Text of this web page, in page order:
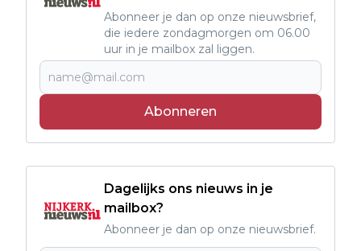
Abonneer je dan op onze nieuwsbrief,
die iedere zondagmorgen om 06.00
uur in je mailbox zal liggen.
Abonneren
Dagelijks ons nieuws in je
mailbox?
Abonneer je dan op onze nieuwsbrief.